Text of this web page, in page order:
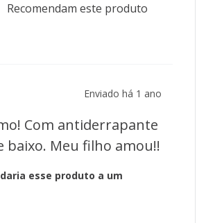
Recomendam este produto
Enviado há 1 ano
Com antiderrapante
baixo. Meu filho amou!!
esse produto a um